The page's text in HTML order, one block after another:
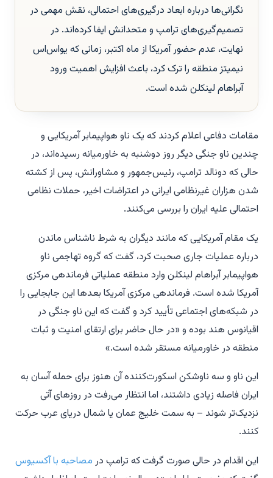
نگرانی‌ها درباره ابعاد درگیری‌های احتمالی، نقش مهمی در
تصمیم‌گیری‌های ترامپ و متحدانش ایفا کرده‌اند. در
نهایت، عدم حضور آمریکا از ماه اکتبر، زمانی که یواس‌اس
نیمیتز منطقه را ترک کرد، باعث افزایش اهمیت ورود
آبراهام لینکلن شده است.
مقامات دفاعی اعلام کردند که یک ناو هواپیمابر آمریکایی و
چندین ناو جنگی دیگر روز دوشنبه به خاورمیانه رسیده‌اند، در
حالی که دونالد ترامپ، رئیس‌جمهور و مشاورانش، پس از کشته
شدن هزاران غیرنظامی ایرانی در اعتراضات اخیر، حملات نظامی
احتمالی علیه ایران را بررسی می‌کنند.
یک مقام آمریکایی که مانند دیگران به شرط ناشناس ماندن
درباره عملیات جاری صحبت کرد، گفت که گروه تهاجمی ناو
هواپیمابر آبراهام لینکلن وارد منطقه عملیاتی فرماندهی مرکزی
آمریکا شده است. فرماندهی مرکزی آمریکا بعدها این جابجایی را
در شبکه‌های اجتماعی تأیید کرد و گفت که این ناو جنگی در
اقیانوس هند بوده و «در حال حاضر برای ارتقای امنیت و ثبات
منطقه در خاورمیانه مستقر شده است.»
این ناو و سه ناوشکن اسکورت‌کننده آن هنوز برای حمله آسان به
ایران فاصله زیادی داشتند، اما انتظار می‌رفت در روزهای آتی
نزدیک‌تر شوند – به سمت خلیج عمان یا شمال دریای عرب حرکت
کنند.
این اقدام در حالی صورت گرفت که ترامپ در مصاحبه با آکسیوس